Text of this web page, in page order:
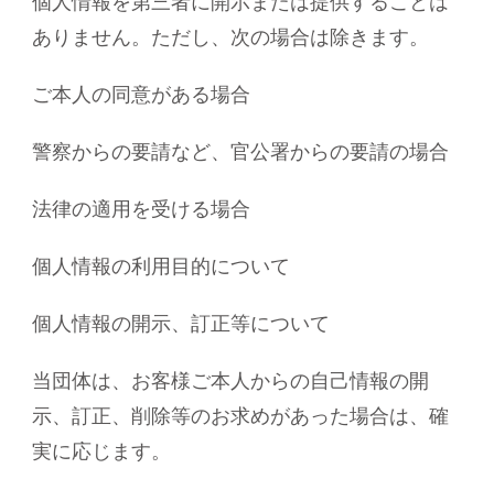
ありません。ただし、次の場合は除きます。
ご本人の同意がある場合
警察からの要請など、官公署からの要請の場合
法律の適用を受ける場合
個人情報の利用目的について
個人情報の開示、訂正等について
当団体は、お客様ご本人からの自己情報の開
示、訂正、削除等のお求めがあった場合は、確
実に応じます。